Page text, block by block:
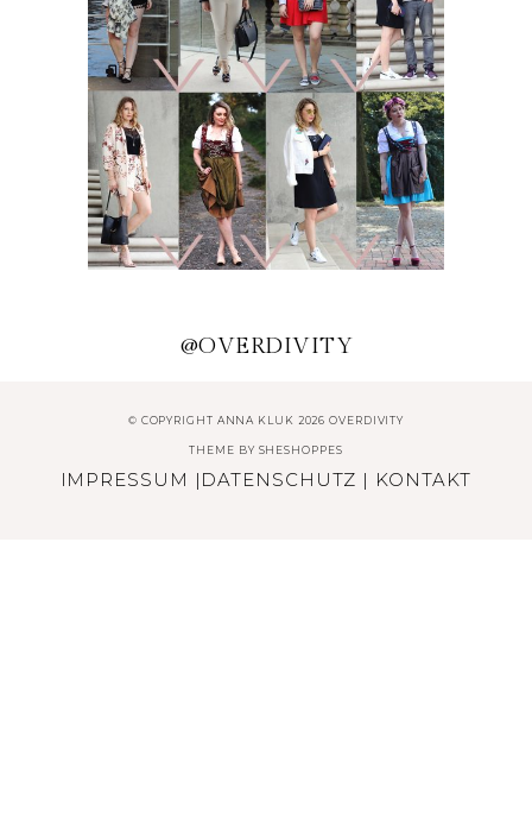
SEPTEMBER 2016
@OVERDIVITY
© COPYRIGHT ANNA KLUK 2026 OVERDIVITY
THEME BY SHESHOPPES
IMPRESSUM | DATENSCHUTZ | KONTAKT